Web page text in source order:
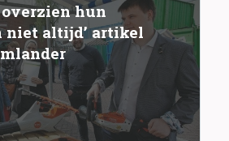
overzien hun
niet altijd’ artikel